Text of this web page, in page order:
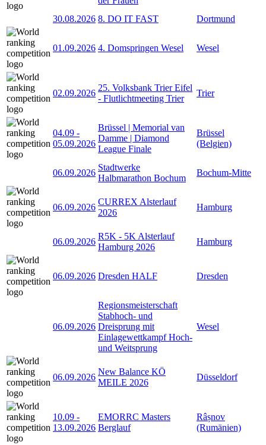
30.08.2026 8. DO IT FAST Dortmund
01.09.2026 4. Domspringen Wesel Wesel
02.09.2026
25. Volksbank Trier Eifel
- Flutlichtmeeting Trier
Trier
04.09 -
05.09.2026
Brüssel | Memorial van
Damme | Diamond
League Finale
Brüssel
(Belgien)
06.09.2026
Stadtwerke
Halbmarathon Bochum
Bochum-Mitte
06.09.2026
CURREX Alsterlauf
2026
Hamburg
06.09.2026
R5K - 5K Alsterlauf
Hamburg 2026
Hamburg
06.09.2026 Dresden HALF Dresden
06.09.2026
Regionsmeisterschaft
Stabhoch- und
Dreisprung mit
Einlagewettkampf Hoch-
und Weitsprung
Wesel
06.09.2026
New Balance KÖ
MEILE 2026
Düsseldorf
10.09 -
13.09.2026
EMORRC Masters
Berglauf
Râșnov
(Rumänien)